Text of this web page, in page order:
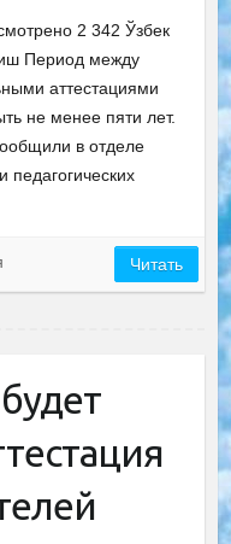
2 342 Ўзбек
Период между
аттестациями
не менее пяти лет.
в отделе
педагогических
Читать